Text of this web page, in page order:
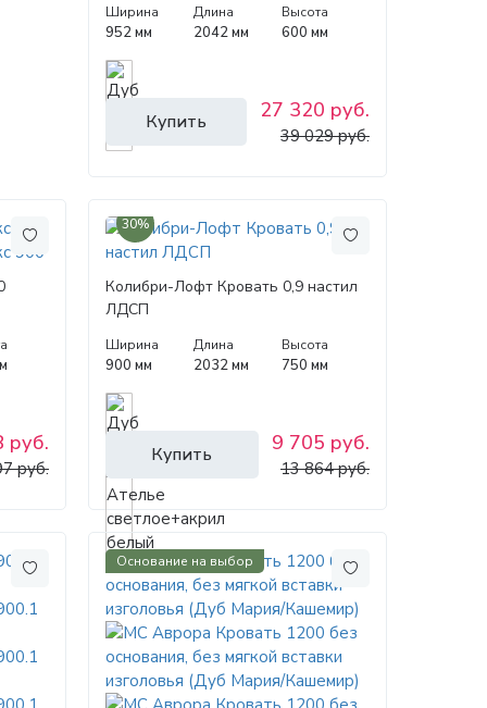
Ширина
952 мм
Длина
2042 мм
Высота
600 мм
Купить 27 320 руб.
39 029 руб.
руб.
руб.
30%
Колибри-Лофт Кровать 0,9 настил
ЛДСП
Ширина
900 мм
Длина
2032 мм
Высота
750 мм
Купить 9 705 руб.
13 864 руб.
Основание на выбор